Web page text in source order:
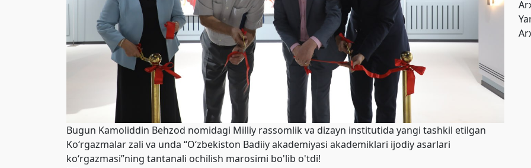
Bugun Kamoliddin Behzod nomidagi Milliy rassomlik va dizayn institutida yangi tashkil etilgan
Ko‘rgazmalar zali va unda “O‘zbekiston Badiiy akademiyasi akademiklari ijodiy asarlari
ko‘rgazmasi”ning tantanali ochilish marosimi bo'lib o'tdi!